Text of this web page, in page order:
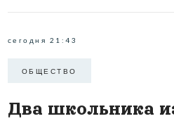
сегодня 21:43
ОБЩЕСТВО
Два школьника